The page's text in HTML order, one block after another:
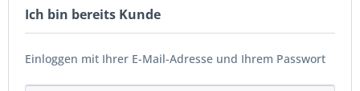
Ich bin bereits Kunde
Einloggen mit Ihrer E-Mail-Adresse und Ihrem Passwort